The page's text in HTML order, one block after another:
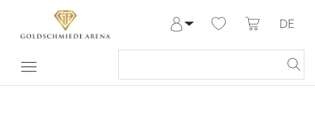
Meine Bestellungen
DE